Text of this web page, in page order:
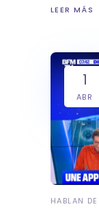
LEER MÁS
1
ABR
HABLAN